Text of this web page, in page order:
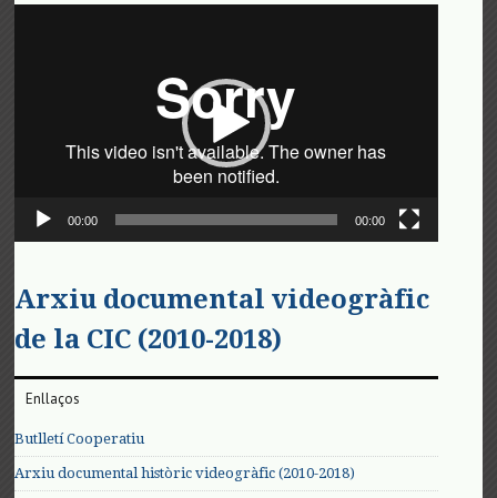
00:00 00:00
Arxiu documental videogràfic
de la CIC (2010-2018)
Enllaços
Butlletí Cooperatiu
Arxiu documental històric videogràfic (2010-2018)